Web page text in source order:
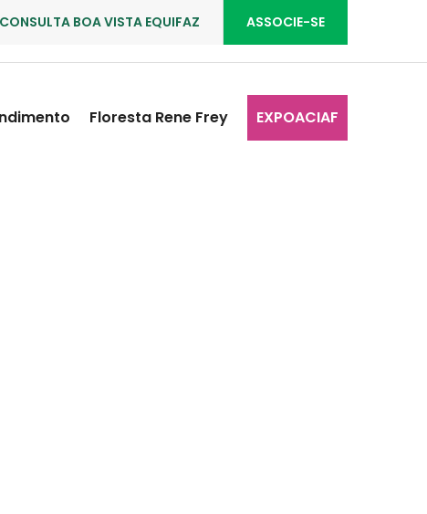
ASSOCIE-SE
CONSULTA BOA VISTA EQUIFAZ
Floresta Rene Frey EXPOACIAF